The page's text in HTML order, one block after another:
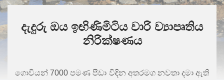
දැදුරු ඔය ඉඟිණිමිටිය වාරි ව්‍යාපෘතිය
නිරික්ෂණය
ගොවියන් 7000 පමණ පීඩා විඳින අතරමග නවතා දමා ඇති